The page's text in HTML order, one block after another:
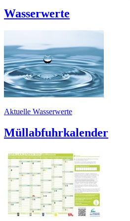
Wasserwerte
Aktuelle Wasserwerte
Müllabfuhrkalender